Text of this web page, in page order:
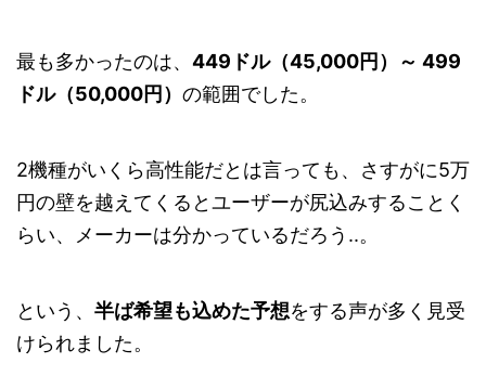
最も多かったのは、 449ドル（45,000円）～ 499
ドル（50,000円） の範囲でした。
2機種がいくら高性能だとは言っても、さすがに5万
円の壁を越えてくるとユーザーが尻込みすることく
らい、メーカーは分かっているだろう..。
という、 半ば希望も込めた予想をする声が多く見受
けられました。